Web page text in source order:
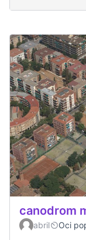
canodrom
abril Oci